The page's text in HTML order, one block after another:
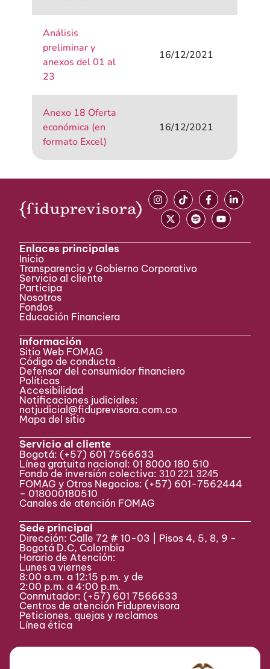
Análisis
preliminar y
anexos del 01 al
23
16/12/2021
Anexo 18 Oferta
económica (en
formato Excel)
16/12/2021
Enlaces principales
Inicio
Transparencia y Gobierno Corporativo
Servicio al cliente
Participa ​
Nosotros
Fondos
Educación Financiera
Información
Sitio Web FOMAG
Código de conducta
Defensor del consumidor financiero
Políticas
Accesibilidad
Notificaciones judiciales:
notjudicial@fiduprevisora.com.co
Mapa del sitio
Servicio al cliente
Bogotá: (+57) 601 7566633
Línea gratuita nacional: 01 8000 180 510
Fondo de inversión colectiva:310 221 3245
FOMAG y Otros Negocios: (+57) 601-7562444
– 018000180510
Canales de atención FOMAG
Sede principal
Dirección: Calle 72 # 10-03 | Pisos 4, 5, 8, 9 -
Bogotá D.C, Colombia
Horario de Atención:
Lunes a viernes
8:00 a.m. a 12:15 p.m. y de
2:00 p.m. a 4:00 p.m.
Conmutador: (+57) 601 7566633
Centros de atención Fiduprevisora
Peticiones, quejas y reclamos
Línea ética